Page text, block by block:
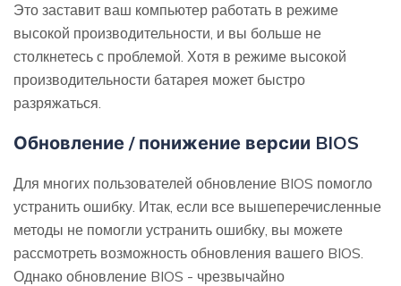
Это заставит ваш компьютер работать в режиме
высокой производительности, и вы больше не
столкнетесь с проблемой. Хотя в режиме высокой
производительности батарея может быстро
разряжаться.
Обновление / понижение версии BIOS
Для многих пользователей обновление BIOS помогло
устранить ошибку. Итак, если все вышеперечисленные
методы не помогли устранить ошибку, вы можете
рассмотреть возможность обновления вашего BIOS.
Однако обновление BIOS - чрезвычайно